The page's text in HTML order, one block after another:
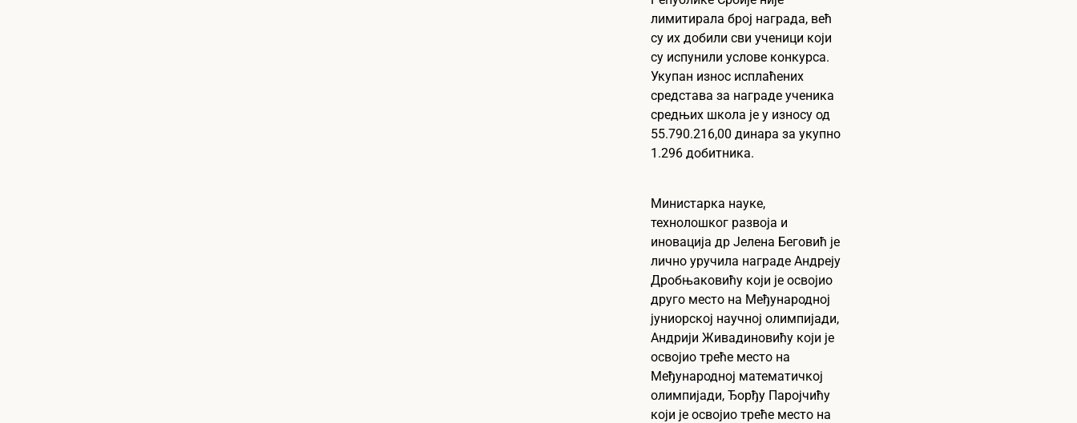
лимитирала број награда, већ
су их добили сви ученици који
су испунили услове конкурса.
Укупан износ исплаћених
средстава за награде ученика
средњих школа је у износу од
55.790.216,00 динара за укупно
1.296 добитника.
Министарка науке,
технолошког развоја и
иновација др Јелена Беговић је
лично уручила награде Андреју
Дробњаковићу који је освојио
друго место на Међународној
јуниорској научној олимпијади,
Андрији Живадиновићу који је
освојио треће место на
Међународној математичкој
олимпијади, Ђорђу Паројчићу
који је освојио треће место на